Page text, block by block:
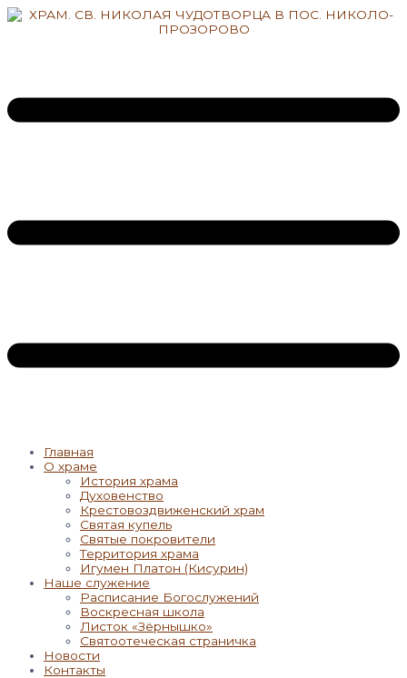
Перейти
Главная
О храме
История храма
Духовенство
Крестовоздвиженский храм
Святая купель
Святые покровители
Территория храма
Игумен Платон (Кисурин)
Наше служение
Расписание Богослужений
Воскресная школа
Листок «Зёрнышко»
Святоотеческая страничка
Новости
Контакты